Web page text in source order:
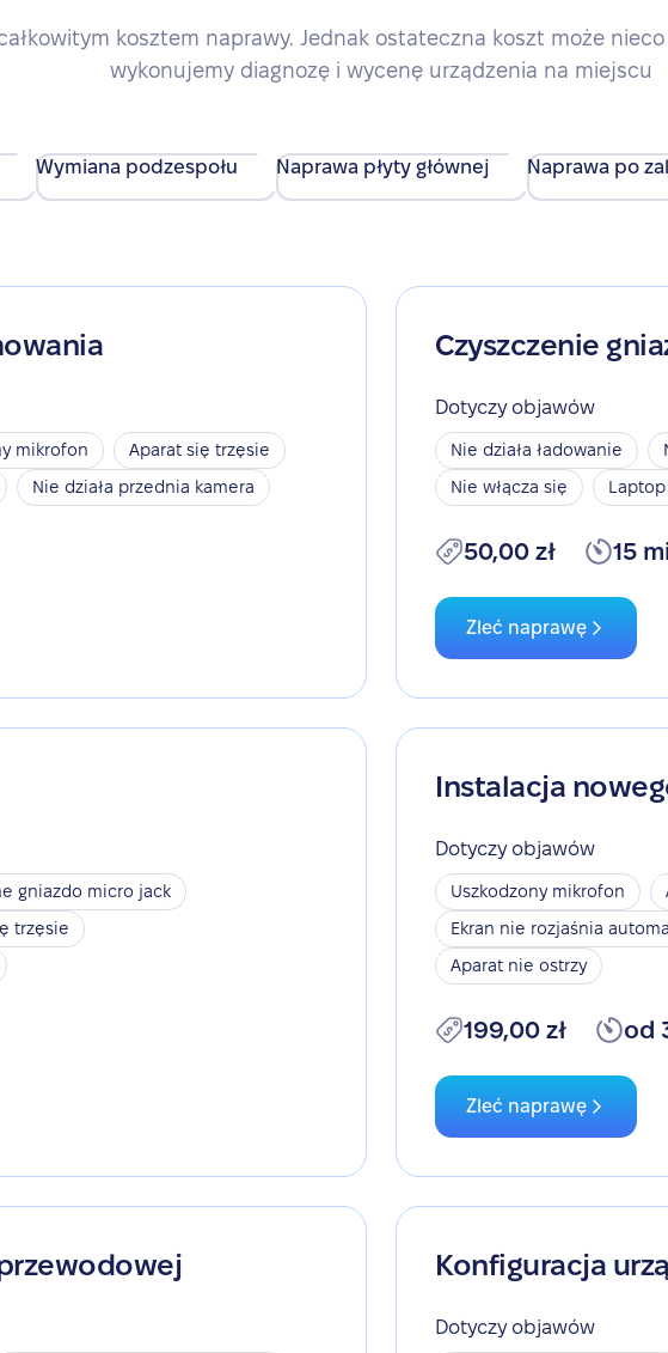
kosztem naprawy. Jednak ostateczna koszt może
wykonujemy diagnozę i wycenę urządzenia na miejscu
Wymiana podzespołu Naprawa płyty głównej Naprawa po
mikrofon
Aparat się trzęsie
Nie działa przednia kamera
Czyszczenie
Dotyczy objawów
Nie działa ładowanie
Nie włącza się
50,00 zł 15
Zleć naprawę
gniazdo micro jack
trzęsie
Instalacja
Dotyczy objawów
Uszkodzony mikrofon
Ekran nie rozjaśnia
Aparat nie ostrzy
199,00 zł od
Zleć naprawę
Konfiguracja
Dotyczy objawów